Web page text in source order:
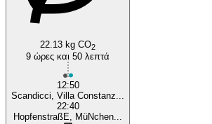
22.13 kg CO2
9 ώρες και 50 λεπτά
12:50
Scandicci, Villa Constanz...
22:40
HopfenstraßE, MüNchen...